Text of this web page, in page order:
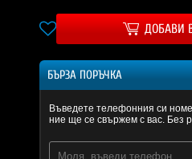
ДОБАВИ
БЪРЗА ПОРЪЧКА
Въведете телефонния си
ние ще се свържем с вас. Без